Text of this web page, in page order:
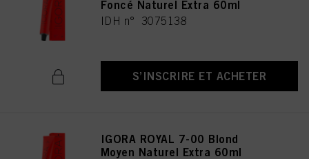
Foncé Naturel Extra 60ml
IDH n° 3075138
S’INSCRIRE ET ACHETER
IGORA ROYAL 7-00 Blond
Moyen Naturel Extra 60ml